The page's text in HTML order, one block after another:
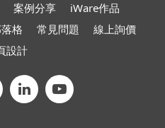
案例分享
iWare作品
格 常見問題
線上詢價
設計